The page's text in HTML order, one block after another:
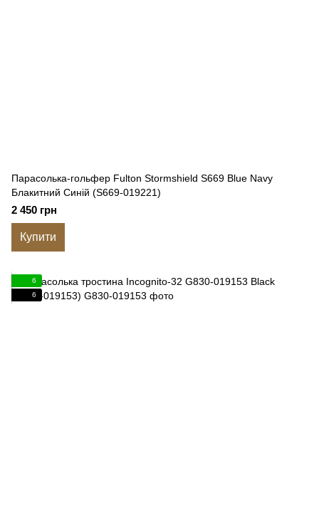
Парасолька-гольфер Fulton Stormshield S669 Blue Navy
Блакитний Синій (S669-019221)
2 450 грн
Купити
6
6